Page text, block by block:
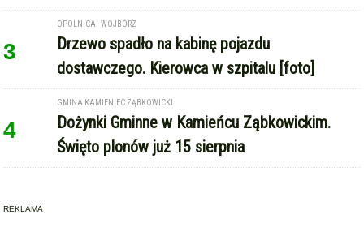
3
OPOLNICA - WOJBÓRZ
Drzewo spadło na kabinę pojazdu
dostawczego. Kierowca w szpitalu [foto]
4
GMINA KAMIENIEC ZĄBKOWICKI
Dożynki Gminne w Kamieńcu Ząbkowickim.
Święto plonów już 15 sierpnia
REKLAMA